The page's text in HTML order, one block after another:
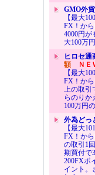
GMO外貨
【最大
FX！か
4000円
大100万
ヒロセ通
額ＮＥ
【最大
FX！か
上の取引
らのりか
100万円
外為どっ
【最大
FX！か
の取引1
期買付で
200FXポ
イント。